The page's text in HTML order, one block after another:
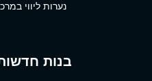
נערות ליווי
בנות